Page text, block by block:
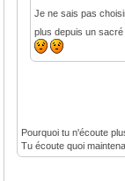
Je ne sais pas
plus depuis un
Pourquoi tu n'écoute
Tu écoute quoi